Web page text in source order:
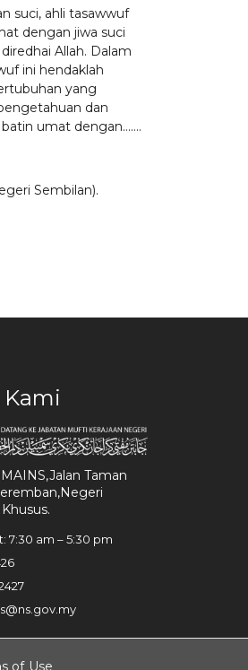
suci, ahli tasawwuf
dengan jiwa suci
Allah. Dalam
ini hendaklah
yang
dan
umat dengan…….
Sembilan).
Taman
7:30 am – 5:30 pm